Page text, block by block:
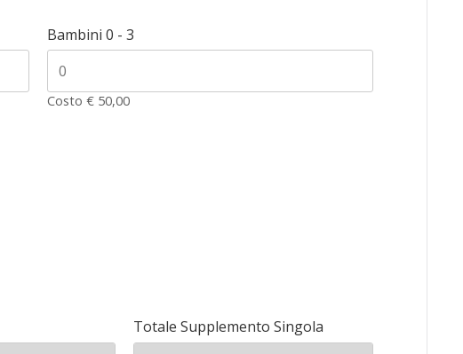
Bambini 0 - 3
Costo € 50,00
Totale Supplemento Singola